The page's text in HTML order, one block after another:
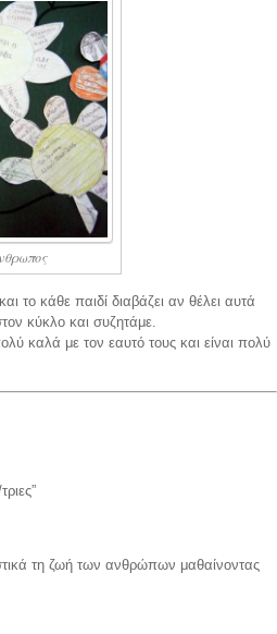
το κάθε παιδί διαβάζει αν θέλει αυτά
κύκλο και συζητάμε.
καλά με τον εαυτό τους και είναι πολύ
τη ζωή των ανθρώπων μαθαίνοντας